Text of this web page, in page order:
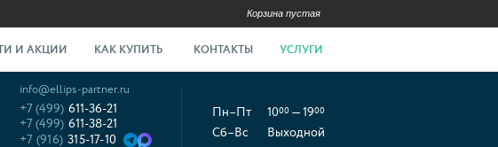
Корзина пустая
И АКЦИИ КАК КУПИТЬ КОНТАКТЫ УСЛУГИ
info@ellips-partner.ru
+7 (499) 611-36-21
+7 (499) 611-38-21
+7 (916) 315-17-10
Пн–Пт 1000 — 1900
Сб–Вс Выходной